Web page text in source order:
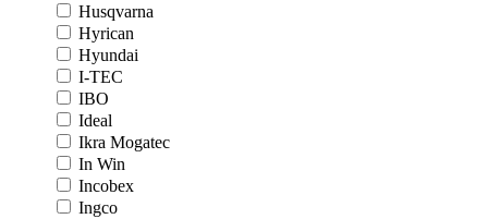
Husqvarna
Hyrican
Hyundai
I-TEC
IBO
Ideal
Ikra Mogatec
In Win
Incobex
Ingco